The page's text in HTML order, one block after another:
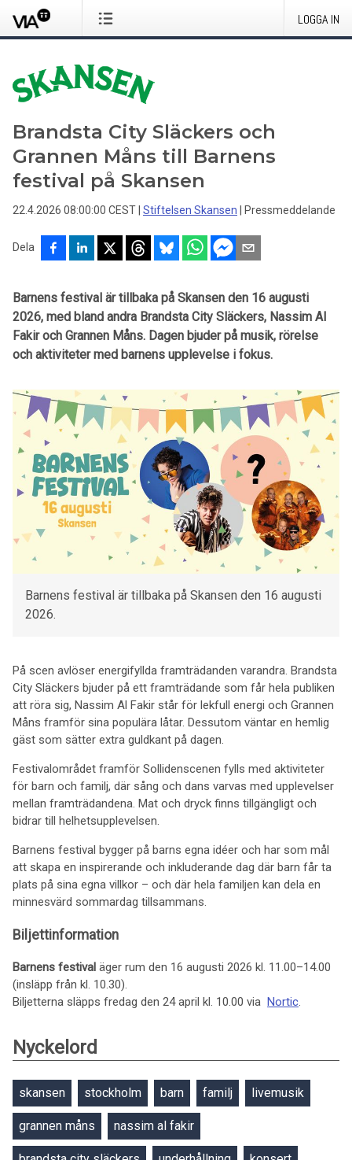
LOGGA IN
Brandsta City Släckers och
Grannen Måns till Barnens
festival på Skansen
22.4.2026 08:00:00 CEST Stiftelsen Skansen Pressmeddelande
Dela
Barnens festival är tillbaka på Skansen den 16 augusti
2026, med bland andra Brandsta City Släckers, Nassim Al
Fakir och Grannen Måns. Dagen bjuder på musik, rörelse
och aktiviteter med barnens upplevelse i fokus.
Barnens festival är tillbaka på Skansen den 16 augusti
2026.
På scen avlöser energifyllda framträdanden varandra. Brandsta
City Släckers bjuder på ett framträdande som får hela publiken
att röra sig, Nassim Al Fakir står för lekfull energi och Grannen
Måns framför sina populära låtar. Dessutom väntar en hemlig
gäst som sätter extra guldkant på dagen.
Festivalområdet framför Sollidenscenen fylls med aktiviteter
för barn och familj, där sång och dans varvas med upplevelser
mellan framträdandena. Mat och dryck finns tillgängligt och
bidrar till helhetsupplevelsen.
Barnens festival bygger på barns egna idéer och har som mål
att skapa en inspirerande och inkluderande dag där barn får ta
plats på sina egna villkor – och där hela familjen kan dela en
minnesvärd sommardag tillsammans.
Biljettinformation
Barnens festival äger rum den 16 augusti 2026 kl. 11.00–14.00
(insläpp från kl. 10.30).
Biljetterna släpps fredag den 24 april kl. 10.00 via Nortic.
Nyckelord
skansen stockholm barn familj livemusik
grannen måns nassim al fakir